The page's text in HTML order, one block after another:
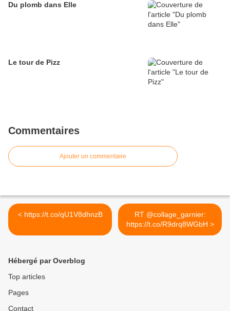
Du plomb dans Elle
Le tour de Pizz
Commentaires
Ajouter un commentaire
< https://t.co/qU1V8dhnzB
RT @collage_garnier:
https://t.co/R9drq8WGbH >
Hébergé par Overblog
Top articles
Pages
Contact